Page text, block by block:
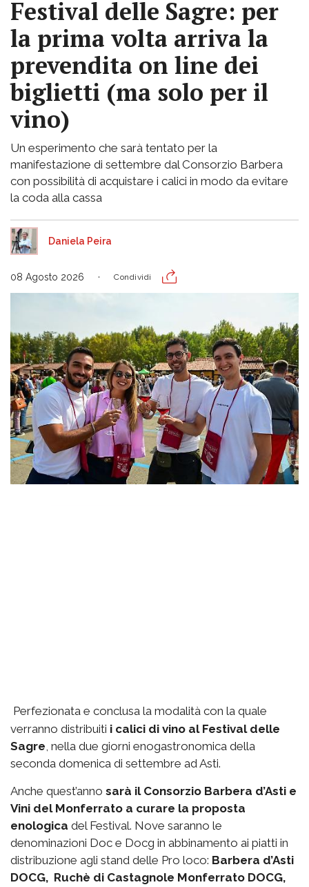
Festival delle Sagre: per
la prima volta arriva la
prevendita on line dei
biglietti (ma solo per il
vino)
Un esperimento che sarà tentato per la
manifestazione di settembre dal Consorzio Barbera
con possibilità di acquistare i calici in modo da evitare
la coda alla cassa
Daniela Peira
08 Agosto 2026 Condividi
Perfezionata e conclusa la modalità con la quale
verranno distribuiti i calici di vino al Festival delle
Sagre, nella due giorni enogastronomica della
seconda domenica di settembre ad Asti.
Anche quest’anno sarà il Consorzio Barbera d’Asti e
Vini del Monferrato a curare la proposta
enologica del Festival. Nove saranno le
denominazioni Doc e Docg in abbinamento ai piatti in
distribuzione agli stand delle Pro loco: Barbera d’Asti
DOCG, Ruchè di Castagnole Monferrato DOCG,